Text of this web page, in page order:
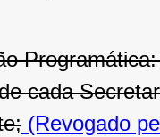
cada
(Revogado